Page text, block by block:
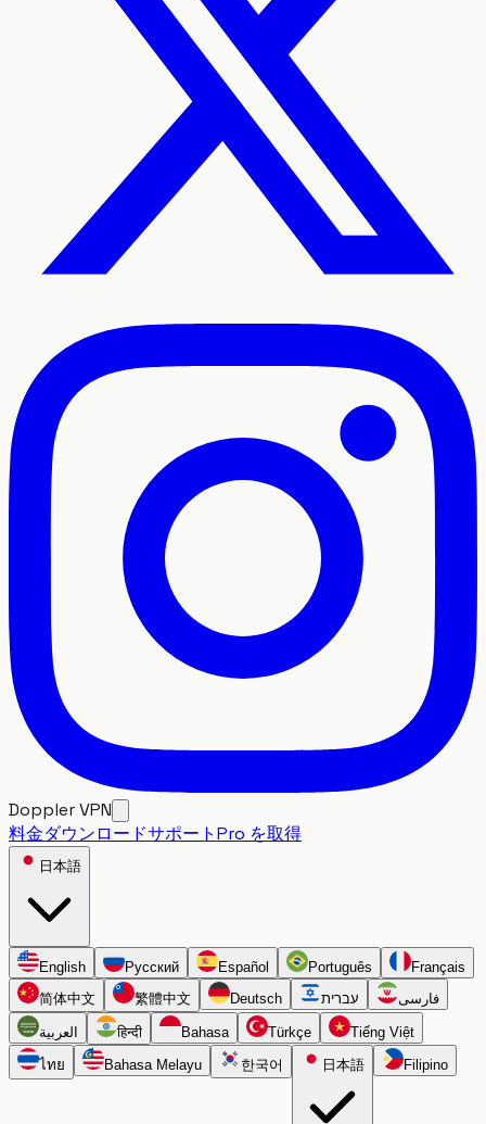
Doppler VPN
料金ダウンロードサポートPro を取得
日本語
English Русский Español Português
Français
简体中文
繁體中文 Deutsch עברית فارسی
العربية हिन्दी Bahasa Türkçe
Tiếng Việt
ไทย
Bahasa Melayu 한국어 日本語 Filipino